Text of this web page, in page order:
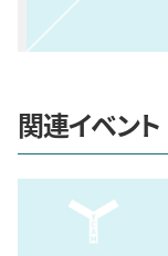
関連イベント